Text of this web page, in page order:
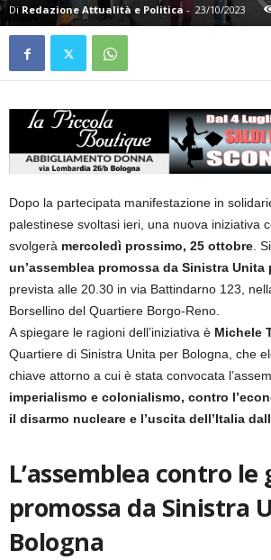
Di Redazione Attualità e Politica - 23/10/2023
Dopo la partecipata manifestazione in
palestinese svoltasi ieri, una nuova iniziativa
svolgerà mercoledì prossimo, 25 ottobre.
un’assemblea promossa da Sinistra Unita
prevista alle 20.30 in via Battindarno 123,
Borsellino del Quartiere Borgo-Reno.
A spiegare le ragioni dell’iniziativa è Michele
Quartiere di Sinistra Unita per Bologna, che
chiave attorno a cui è stata convocata
imperialismo e colonialismo, contro
il disarmo nucleare e l’uscita dell’Italia
L’assemblea contro le
promossa da Sinistra
Bologna